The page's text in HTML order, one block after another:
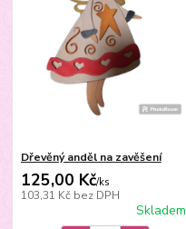
Dřevěný anděl na zavěšení
125,00 Kč/ks
103,31 Kč bez DPH
Skladem